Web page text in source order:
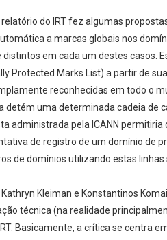
do IRT fez algumas
a marcas globais nos
em cada um destes casos.
Protected Marks List) a partir de
reconhecidas em todo o
uma determinada cadeia de
administrada pela ICANN
de registro de um domínio de
de domínios utilizando estas
Kathryn Kleiman e Konstantinos
técnica (na realidade
Basicamente, a crítica se centra